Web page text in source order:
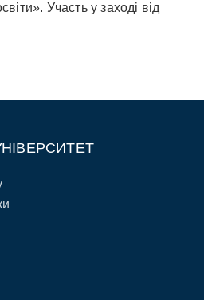
Участь у заході від